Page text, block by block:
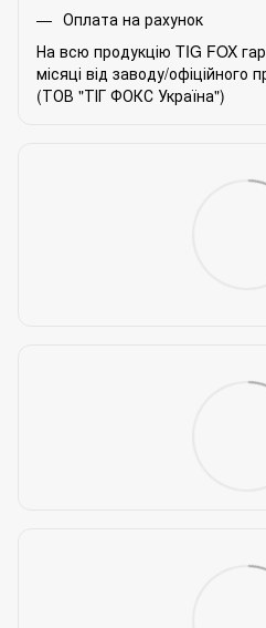
Оплата на рахунок
На всю продукцію TIG FOX
місяці від заводу/офіційного
(ТОВ "ТІГ ФОКС Україна")